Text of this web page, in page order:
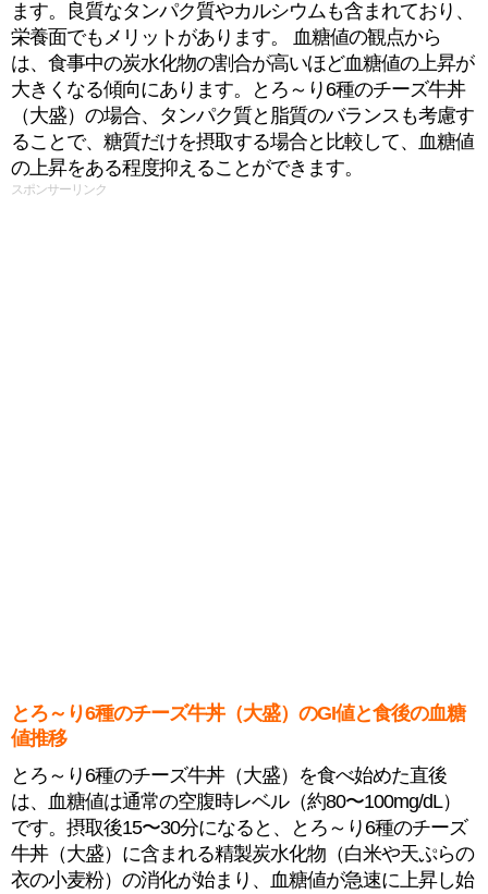
ます。良質なタンパク質やカルシウムも含まれており、
栄養面でもメリットがあります。 血糖値の観点から
は、食事中の炭水化物の割合が高いほど血糖値の上昇が
大きくなる傾向にあります。とろ～り6種のチーズ牛丼
（大盛）の場合、タンパク質と脂質のバランスも考慮す
ることで、糖質だけを摂取する場合と比較して、血糖値
の上昇をある程度抑えることができます。
スポンサーリンク
とろ～り6種のチーズ牛丼（大盛）のGI値と食後の血糖
値推移
とろ～り6種のチーズ牛丼（大盛）を食べ始めた直後
は、血糖値は通常の空腹時レベル（約80〜100mg/dL）
です。摂取後15〜30分になると、とろ～り6種のチーズ
牛丼（大盛）に含まれる精製炭水化物（白米や天ぷらの
衣の小麦粉）の消化が始まり、血糖値が急速に上昇し始